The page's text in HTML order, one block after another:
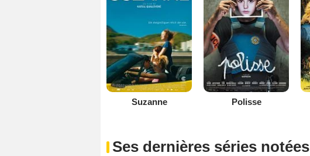
Suzanne Polisse
Ses dernières séries notées